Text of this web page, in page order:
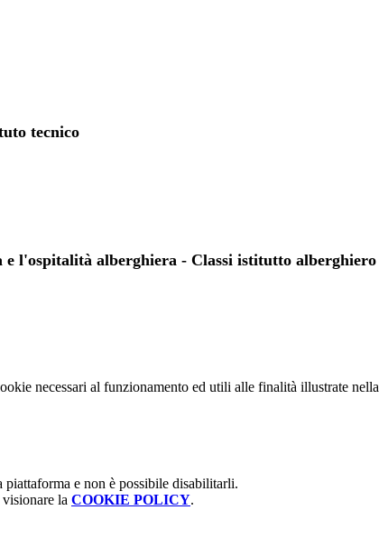
tecnico
e l'ospitalità alberghiera - Classi istitutto alberghiero
necessari al funzionamento ed utili alle finalità illustrate nella
e non è possibile disabilitarli.
la COOKIE POLICY.